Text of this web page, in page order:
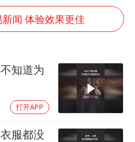
伊斯兰版北约”出现
伯克希尔净买入约200亿美元股票
曝美下令调查弹药库存信息遭泄露事件
白海豚在海上打了个结
闻 体验效果更佳
知道为
打开APP
服都没